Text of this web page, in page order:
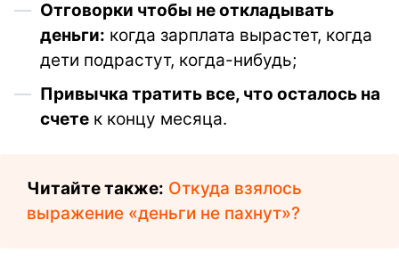
Отговорки чтобы не откладывать
деньги: когда зарплата вырастет, когда
дети подрастут, когда-нибудь;
Привычка тратить все, что осталось на
счете к концу месяца.
Читайте также: Откуда взялось
выражение «деньги не пахнут»?